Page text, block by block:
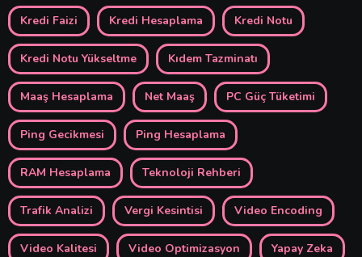
Kredi Faizi Kredi Hesaplama Kredi Notu
Kredi Notu Yükseltme Kıdem Tazminatı
Maaş Hesaplama Net Maaş PC Güç Tüketimi
Ping Gecikmesi Ping Hesaplama
RAM Hesaplama Teknoloji Rehberi
Trafik Analizi Vergi Kesintisi Video Encoding
Video Kalitesi Video Optimizasyon Yapay Zeka